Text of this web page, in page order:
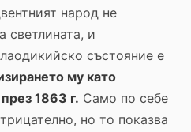
народ не
светлината, и
състояние е
му като
1863 г. Само по себе
но то показва